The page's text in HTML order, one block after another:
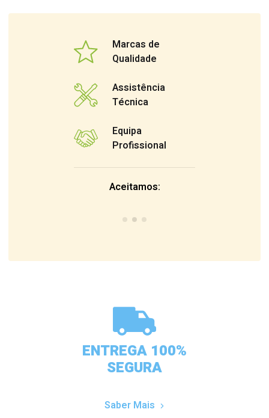
Marcas de
Qualidade
Assistência
Técnica
Equipa
Profissional
Aceitamos:
ENTREGA 100%
SEGURA
Saber Mais